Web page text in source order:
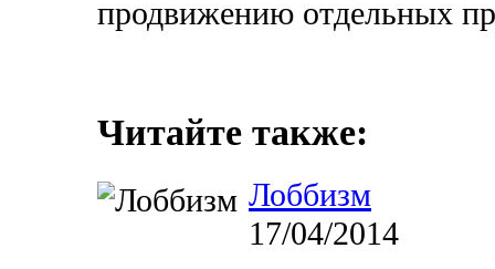
продвижению отдельных
Читайте также:
Лоббизм
17/04/2014